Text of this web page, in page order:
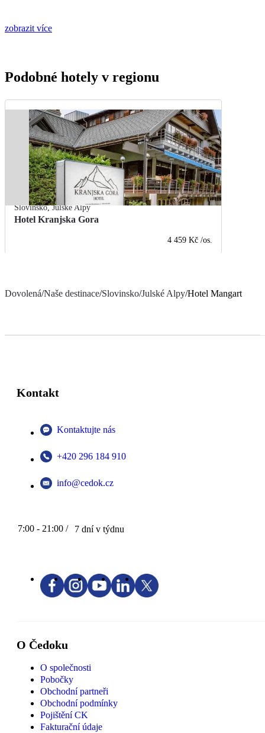
zobrazit více
Podobné hotely v regionu
Slovinsko,Julské Alpy
Hotel Kranjska Gora
4 459 Kč /os.
Dovolená/Naše destinace/Slovinsko/Julské Alpy/Hotel Mangart
Kontakt
Kontaktujte nás
+420 296 184 910
info@cedok.cz
7:00 - 21:00 / 7 dní v týdnu
O Čedoku
O společnosti
Pobočky
Obchodní partneři
Obchodní podmínky
Pojištění CK
Fakturační údaje